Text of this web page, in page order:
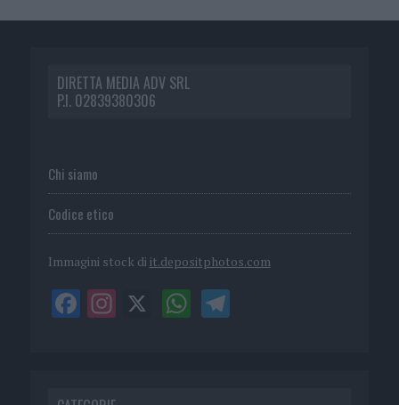
DIRETTA MEDIA ADV SRL
P.I. 02839380306
Chi siamo
Codice etico
Immagini stock di it.depositphotos.com